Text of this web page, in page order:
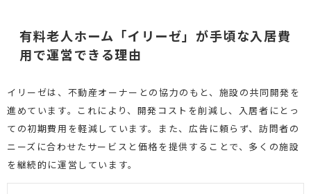
有料老人ホーム「イリーゼ」が手頃な入居費
用で運営できる理由
イリーゼは、不動産オーナーとの協力のもと、施設の共同開発を
進めています。これにより、開発コストを削減し、入居者にとっ
ての初期費用を軽減しています。また、広告に頼らず、訪問者の
ニーズに合わせたサービスと価格を提供することで、多くの施設
を継続的に運営しています。